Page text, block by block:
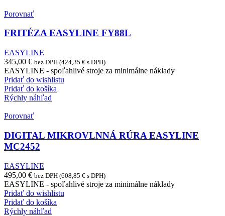
Porovnať
FRITÉZA EASYLINE FY88L
EASYLINE
345,00 € bez DPH (424,35 € s DPH)
EASYLINE - spoľahlivé stroje za minimálne náklady
Pridať do wishlistu
Pridať do košíka
Rýchly náhľad
Porovnať
DIGITAL MIKROVLNNÁ RÚRA EASYLINE
MC2452
EASYLINE
495,00 € bez DPH (608,85 € s DPH)
EASYLINE - spoľahlivé stroje za minimálne náklady
Pridať do wishlistu
Pridať do košíka
Rýchly náhľad